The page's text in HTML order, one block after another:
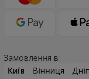
Замовлення в:
Київ
Вінниця